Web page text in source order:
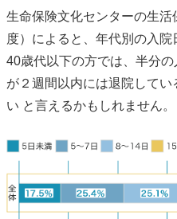
生命保険文化センターの生
度）によると、年代別の入
40歳代以下の方では、半分
が２週間以内には退院して
い と言えるかもしれません。